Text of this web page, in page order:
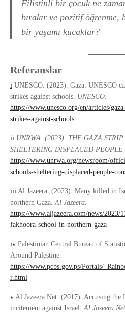
Filistinli bir çocuk ne
bırakır ve pozitif öğrenme,
bir yaşamı kucaklar?
Referanslar
i UNESCO. (2023). Gaza: UNESCO
strikes against schools. UNESCO
https://www.unesco.org/en/articles/
strikes-against-schools
ii UNRWA. (2023). THE GAZA
SHELTERING DISPLACED PEOPLE
https://www.unrwa.org/newsroom/
schools-sheltering-displaced-people-
iii Al Jazeera. (2023). Many killed in
northern Gaza. Al Jazeera
https://www.aljazeera.com/news/2023/
fakhoora-school-in-northern-gaza
iv Palestinian Central Bureau of
Around Palestine.
https://www.pcbs.gov.ps/Portals/
r.html
v Al Jazeera Net. (2017). Accusing
incitement against Israel. Al Jazeera Net